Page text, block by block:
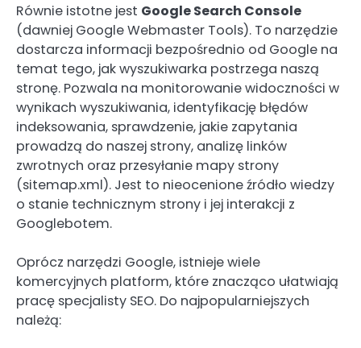
Równie istotne jest Google Search Console
(dawniej Google Webmaster Tools). To narzędzie
dostarcza informacji bezpośrednio od Google na
temat tego, jak wyszukiwarka postrzega naszą
stronę. Pozwala na monitorowanie widoczności w
wynikach wyszukiwania, identyfikację błędów
indeksowania, sprawdzenie, jakie zapytania
prowadzą do naszej strony, analizę linków
zwrotnych oraz przesyłanie mapy strony
(sitemap.xml). Jest to nieocenione źródło wiedzy
o stanie technicznym strony i jej interakcji z
Googlebotem.
Oprócz narzędzi Google, istnieje wiele
komercyjnych platform, które znacząco ułatwiają
pracę specjalisty SEO. Do najpopularniejszych
należą: